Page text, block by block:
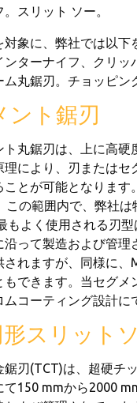
スリット ソー。
対象に、弊社では以下
ンターナイフ、クリッ
ム丸鋸刃。チョッピン
ント鋸刃
ト丸鋸刃は、上に高
理により、刃または
ことが可能となりま
この範囲内で、弊社
もよく使用される刃
沿って製造および管理
されますが、同様に、
もできます。当セグメ
ムコーティング設計に
形スリット
鋸刃(TCT)は、超硬チ
て150 mmから2000